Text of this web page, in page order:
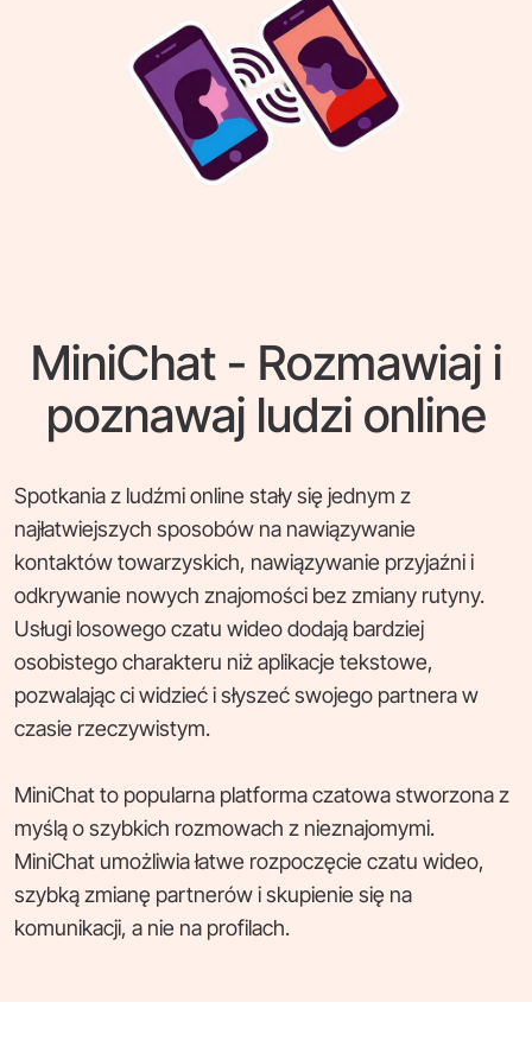
MiniChat - Rozmawiaj i
poznawaj ludzi online
Spotkania z ludźmi online stały się jednym z
najłatwiejszych sposobów na nawiązywanie
kontaktów towarzyskich, nawiązywanie przyjaźni i
odkrywanie nowych znajomości bez zmiany rutyny.
Usługi losowego czatu wideo dodają bardziej
osobistego charakteru niż aplikacje tekstowe,
pozwalając ci widzieć i słyszeć swojego partnera w
czasie rzeczywistym.
MiniChat to popularna platforma czatowa stworzona z
myślą o szybkich rozmowach z nieznajomymi.
MiniChat umożliwia łatwe rozpoczęcie czatu wideo,
szybką zmianę partnerów i skupienie się na
komunikacji, a nie na profilach.